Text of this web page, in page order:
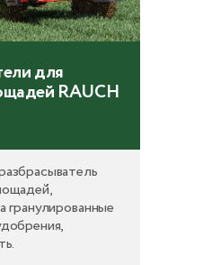
для
RAUCH
гранулированные